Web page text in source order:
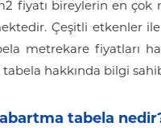
fiyatı bireylerin en çok
Çeşitli etkenler
metrekare fiyatları
hakkında bilgi
tabela